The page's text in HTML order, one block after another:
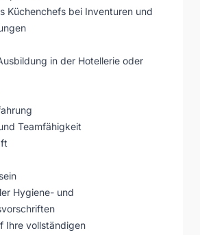
Küchenchefs bei Inventuren und
in der Hotellerie oder
Teamfähigkeit
Hygiene- und
Ihre vollständigen